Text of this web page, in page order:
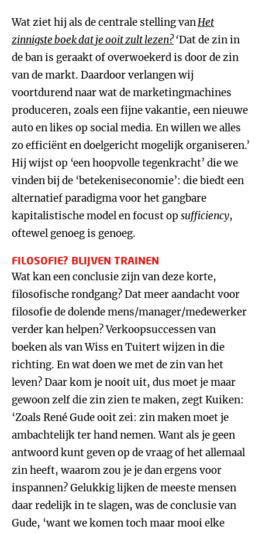
Wat ziet hij als de centrale stelling vanHet
zinnigste boek dat je ooit zult lezen?‘Dat de zin in
de ban is geraakt of overwoekerd is door de zin
van de markt. Daardoor verlangen wij
voortdurend naar wat de marketingmachines
produceren, zoals een fijne vakantie, een nieuwe
auto en likes op social media. En willen we alles
zo efficiënt en doelgericht mogelijk organiseren.’
Hij wijst op ‘een hoopvolle tegenkracht’ die we
vinden bij de ‘betekeniseconomie’: die biedt een
alternatief paradigma voor het gangbare
kapitalistische model en focust op sufficiency,
oftewel genoeg is genoeg.
FILOSOFIE? BLIJVEN TRAINEN
Wat kan een conclusie zijn van deze korte,
filosofische rondgang? Dat meer aandacht voor
filosofie de dolende mens/manager/medewerker
verder kan helpen? Verkoopsuccessen van
boeken als van Wiss en Tuitert wijzen in die
richting. En wat doen we met de zin van het
leven? Daar kom je nooit uit, dus moet je maar
gewoon zelf die zin zien te maken, zegt Kuiken:
‘Zoals René Gude ooit zei: zin maken moet je
ambachtelijk ter hand nemen. Want als je geen
antwoord kunt geven op de vraag of het allemaal
zin heeft, waarom zou je je dan ergens voor
inspannen? Gelukkig lijken de meeste mensen
daar redelijk in te slagen, was de conclusie van
Gude, ‘want we komen toch maar mooi elke